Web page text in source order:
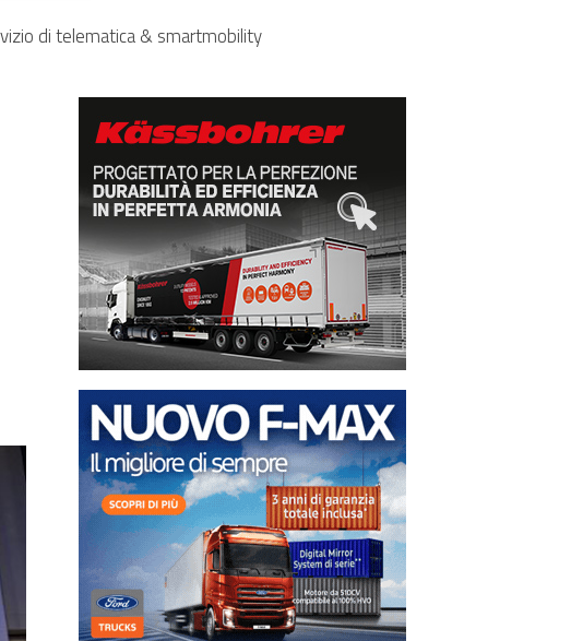
di telematica & smartmobility